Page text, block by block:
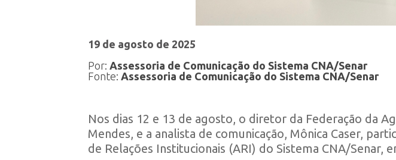
19 de agosto de 2025
Por: Assessoria de Comunicação do Sistema CNA/Senar
Fonte: Assessoria de Comunicação do Sistema CNA/Senar
Nos dias 12 e 13 de agosto, o diretor da Federação da
Mendes, e a analista de comunicação, Mônica Caser,
de Relações Institucionais (ARI) do Sistema CNA/Senar,